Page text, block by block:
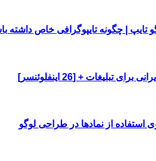
تایپ | چگونه تایپوگرافی خاص داشته
تبلیغات + [26 اینفلوئنسر]
استفاده از نمادها در طراحی لوگو